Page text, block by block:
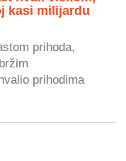
kasi milijardu
prihoda,
prihodima